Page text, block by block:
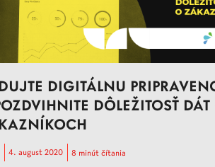
DIGITÁLNU
DÔLEŽITOSŤ DÁT
4. august 2020 8 minút čítania